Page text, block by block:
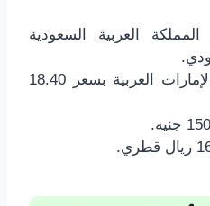
العربية السعودية